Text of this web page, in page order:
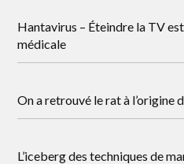
Hantavirus – Éteindre la TV
médicale
On a retrouvé le rat à l’origine
L’iceberg des techniques de